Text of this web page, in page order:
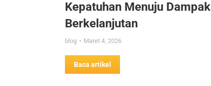
Kepatuhan Menuju Dampak
Berkelanjutan
blog Maret 4, 2026
Baca artikel